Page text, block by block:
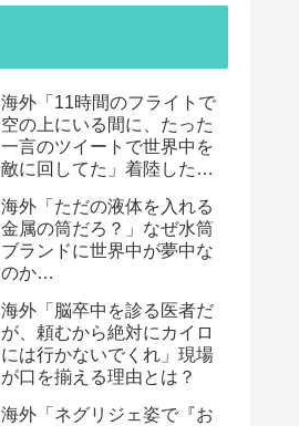
海外「11時間のフライトで
空の上にいる間に、たった
一言のツイートで世界中を
敵に回してた」着陸したら
海外「ただの液体を入れる
金属の筒だろ？」なぜ水筒
ブランドに世界中が夢中な
のか…
海外「脳卒中を診る医者だ
が、頼むから絶対にカイロ
には行かないでくれ」現場
が口を揃える理由とは？
海外「ネグリジェ姿で『お